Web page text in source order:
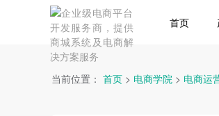
首页
当前位置： 首页 > 电商学院 > 电商运